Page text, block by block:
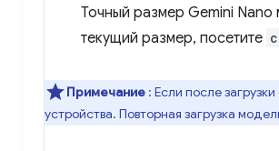
Точный размер Gemini
текущий размер, посетите
Примечание : Если после
устройства. Повторная загрузка